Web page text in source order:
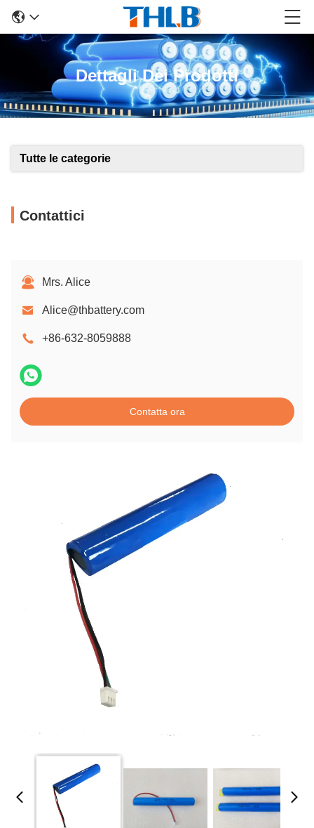
Dettagli Dei Prodotti
Tutte le categorie
Contattici
Mrs. Alice
Alice@thbattery.com
+86-632-8059888
Contatta ora